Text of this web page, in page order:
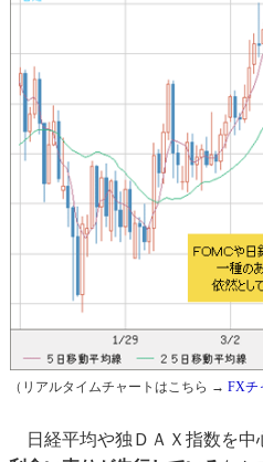
（リアルタイムチャートはこちら → FXチ
日経平均や独ＤＡＸ指数を中